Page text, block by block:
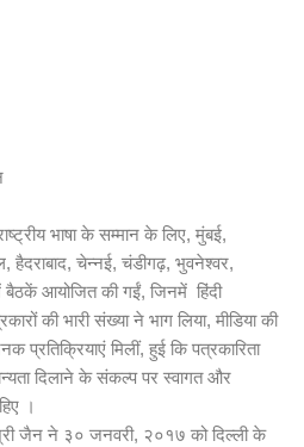
भाषा के सम्मान के लिए, मुंबई,
हैदराबाद, चेन्नई, चंडीगढ़, भुवनेश्वर,
आयोजित की गईं, जिनमें हिंदी
की भारी संख्या ने भाग लिया, मीडिया की
प्रतिक्रियाएं मिलीं, हुई कि पत्रकारिता
दिलाने के संकल्प पर स्वागत और
।
जैन ने ३० जनवरी, २०१७ को दिल्ली के